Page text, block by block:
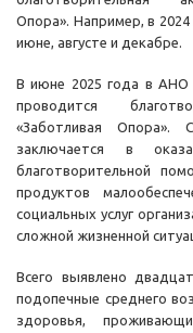
Опора». Например, в
июне, августе и декабре.
В июне 2025 года в
проводится
«Заботливая Опора».
заключается в
благотворительной
продуктов
социальных услуг
сложной жизненной
Всего выявлено
подопечные среднего
здоровья,